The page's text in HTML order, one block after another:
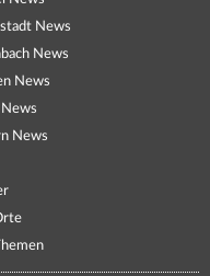
News
News
News
News
News